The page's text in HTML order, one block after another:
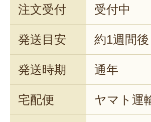
注文受付 受付中
発送目安 約1週間後
発送時期 通年
宅配便 ヤマト運